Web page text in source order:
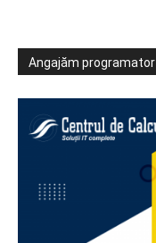
Angajăm programator